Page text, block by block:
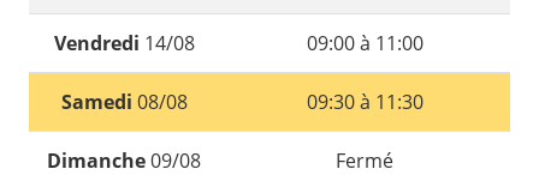
Vendredi 14/08 09:00 à 11:00
Samedi 08/08 09:30 à 11:30
Dimanche09/08 Fermé